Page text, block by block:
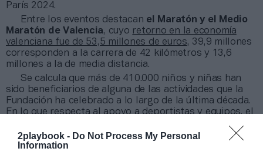
2playbook - Do Not Process My Personal
Information
París 2024.
Entre los eventos destacan el Maratón y el Medio
Maratón de Valencia, cuyo retorno en la economía
valenciana fue de 53,5 millones de euros, 39,9 millones
corresponden a la carrera de 42 kilómetros y 13,6
millones a la de media distancia.
Se calcula que más de 410.000 niños y niñas han
sido beneficiarios de alguna de las actividades que la
Fundación ha celebrado a lo largo de la última década.
En lo que respecta al apoyo a deportistas y equipos, el
Asimismo, alrededor de 350.000 niños y niñas de
más de 1.000 centros educativos de la Comunidad